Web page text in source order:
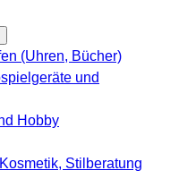
(Uhren, Bücher)
und
Hobby
Stilberatung